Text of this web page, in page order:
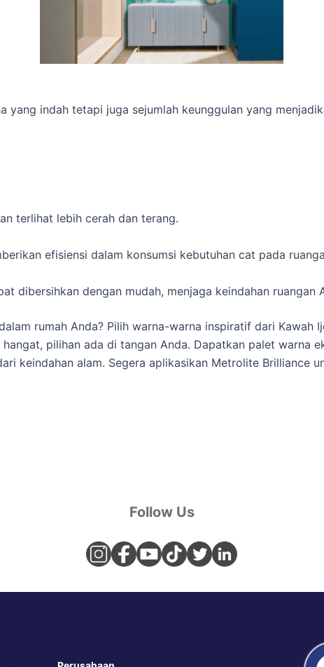
indah tetapi juga sejumlah keunggulan yang
terlihat lebih cerah dan terang.
efisiensi dalam konsumsi kebutuhan cat pada
dibersihkan dengan mudah, menjaga keindahan ruangan
rumah Anda? Pilih warna-warna inspiratif dari Kawah
pilihan ada di tangan Anda. Dapatkan palet warna
keindahan alam. Segera aplikasikan Metrolite Brilliance
Follow Us